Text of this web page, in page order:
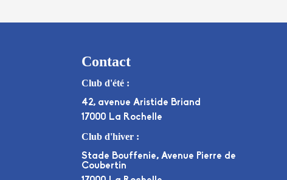
Contact
Club d'été :
42, avenue Aristide Briand
17000 La Rochelle
Club d'hiver :
Stade Bouffenie, Avenue Pierre de
Coubertin